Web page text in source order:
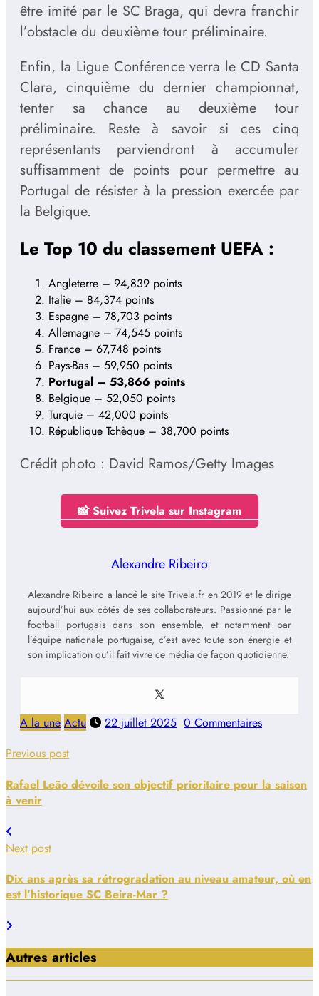
être imité par le SC Braga, qui devra franchir
l’obstacle du deuxième tour préliminaire.
Enfin, la Ligue Conférence verra le CD Santa
Clara, cinquième du dernier championnat,
tenter sa chance au deuxième tour
préliminaire. Reste à savoir si ces cinq
représentants parviendront à accumuler
suffisamment de points pour permettre au
Portugal de résister à la pression exercée par
la Belgique.
Le Top 10 du classement UEFA :
Angleterre – 94,839 points
Italie – 84,374 points
Espagne – 78,703 points
Allemagne – 74,545 points
France – 67,748 points
Pays-Bas – 59,950 points
Portugal – 53,866 points
Belgique – 52,050 points
Turquie – 42,000 points
République Tchèque – 38,700 points
Crédit photo : David Ramos/Getty Images
📸 Suivez Trivela sur Instagram
Alexandre Ribeiro
Alexandre Ribeiro a lancé le site Trivela.fr en 2019 et le dirige
aujourd’hui aux côtés de ses collaborateurs. Passionné par le
football portugais dans son ensemble, et notamment par
l’équipe nationale portugaise, c’est avec toute son énergie et
son implication qu’il fait vivre ce média de façon quotidienne.
A la une Actu 22 juillet 2025 0 Commentaires
Previous post
Rafael Leão dévoile son objectif prioritaire pour la saison
à venir
Next post
Dix ans après sa rétrogradation au niveau amateur, où en
est l’historique SC Beira-Mar ?
Autres articles